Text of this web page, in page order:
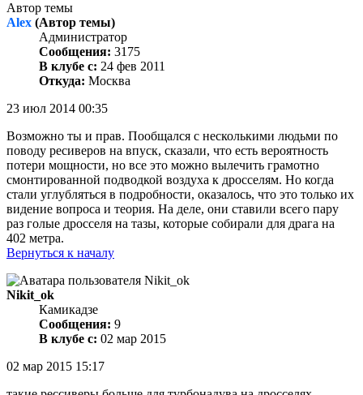
Автор темы
Alex (Автор темы)
Администратор
Сообщения: 3175
В клубе с: 24 фев 2011
Откуда: Москва
23 июл 2014 00:35
Возможно ты и прав. Пообщался с несколькими людьми по
поводу ресиверов на впуск, сказали, что есть вероятность
потери мощности, но все это можно вылечить грамотно
смонтированной подводкой воздуха к дросселям. Но когда
стали углубляться в подробности, оказалось, что это только их
видение вопроса и теория. На деле, они ставили всего пару
раз голые дросселя на тазы, которые собирали для драга на
402 метра.
Вернуться к началу
Nikit_ok
Камикадзе
Сообщения: 9
В клубе с: 02 мар 2015
02 мар 2015 15:17